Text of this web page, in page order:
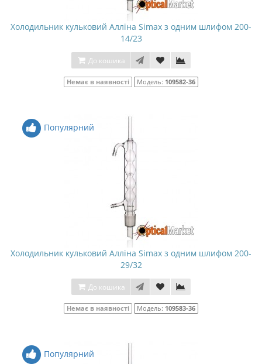
Холодильник кульковий Алліна Simax з одним шлифом 200-
14/23
До кошика
Немає в наявності Модель: 109582-36
Популярний
Холодильник кульковий Алліна Simax з одним шлифом 200-
29/32
До кошика
Немає в наявності Модель: 109583-36
Популярний